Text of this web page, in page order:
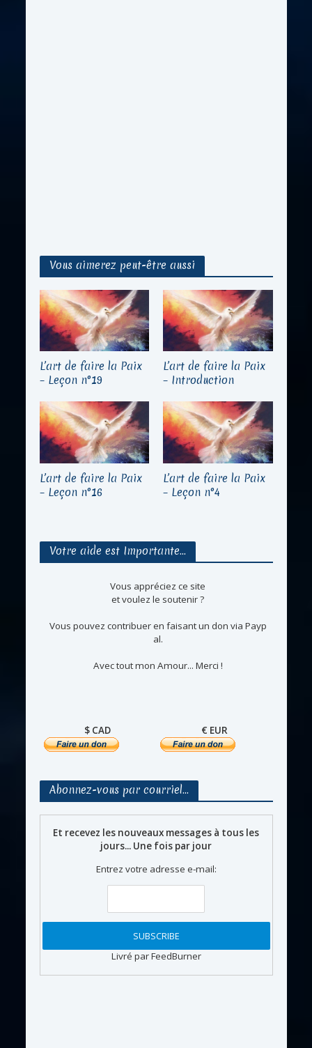
Vous aimerez peut-être aussi
L’art de faire la Paix
– Leçon n°19
L’art de faire la Paix
– Introduction
L’art de faire la Paix
– Leçon n°16
L’art de faire la Paix
– Leçon n°4
Votre aide est Importante…
Vous appréciez ce site
et voulez le soutenir ?
Vous pouvez contribuer en faisant un don via Payp
al.
Avec tout mon Amour... Merci !
$ CAD € EUR
Abonnez-vous par courriel…
Et recevez les nouveaux messages à tous les
jours... Une fois par jour
Entrez votre adresse e-mail:
Livré par FeedBurner